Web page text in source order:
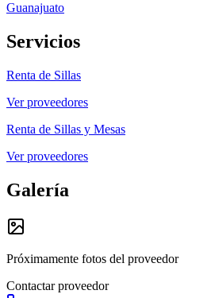
Guanajuato
Servicios
Renta de Sillas
Ver proveedores
Renta de Sillas y Mesas
Ver proveedores
Galería
Próximamente fotos del proveedor
Contactar proveedor